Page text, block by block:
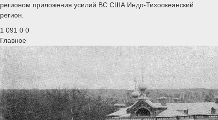
регионом приложения усилий ВС США Индо-Тихоокеанский
регион.
1 091 0 0
Главное